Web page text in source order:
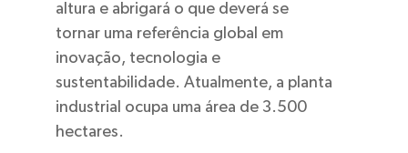
altura e abrigará o que deverá se
tornar uma referência global em
inovação, tecnologia e
sustentabilidade. Atualmente, a planta
industrial ocupa uma área de 3.500
hectares.